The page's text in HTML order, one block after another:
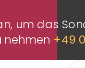
um das
nehmen +49